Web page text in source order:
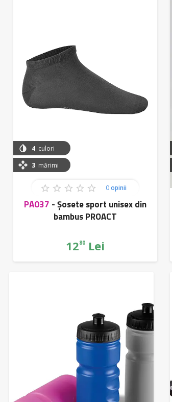
0opinii
3mărimi
4culori
PA037 -Șosete sport unisex din
bambus PROACT
1280 Lei